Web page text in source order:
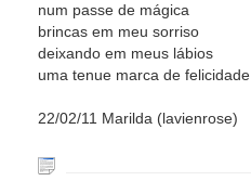
num passe de mágica
brincas em meu sorriso
deixando em meus lábios
uma tenue marca de felicidade
22/02/11 Marilda (lavienrose)